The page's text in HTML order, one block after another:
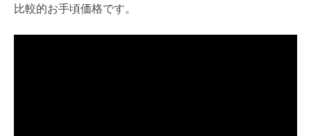
比較的お手頃価格です。